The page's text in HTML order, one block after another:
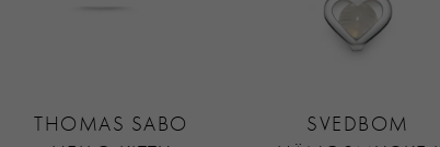
THOMAS SABO
SVEDBOM